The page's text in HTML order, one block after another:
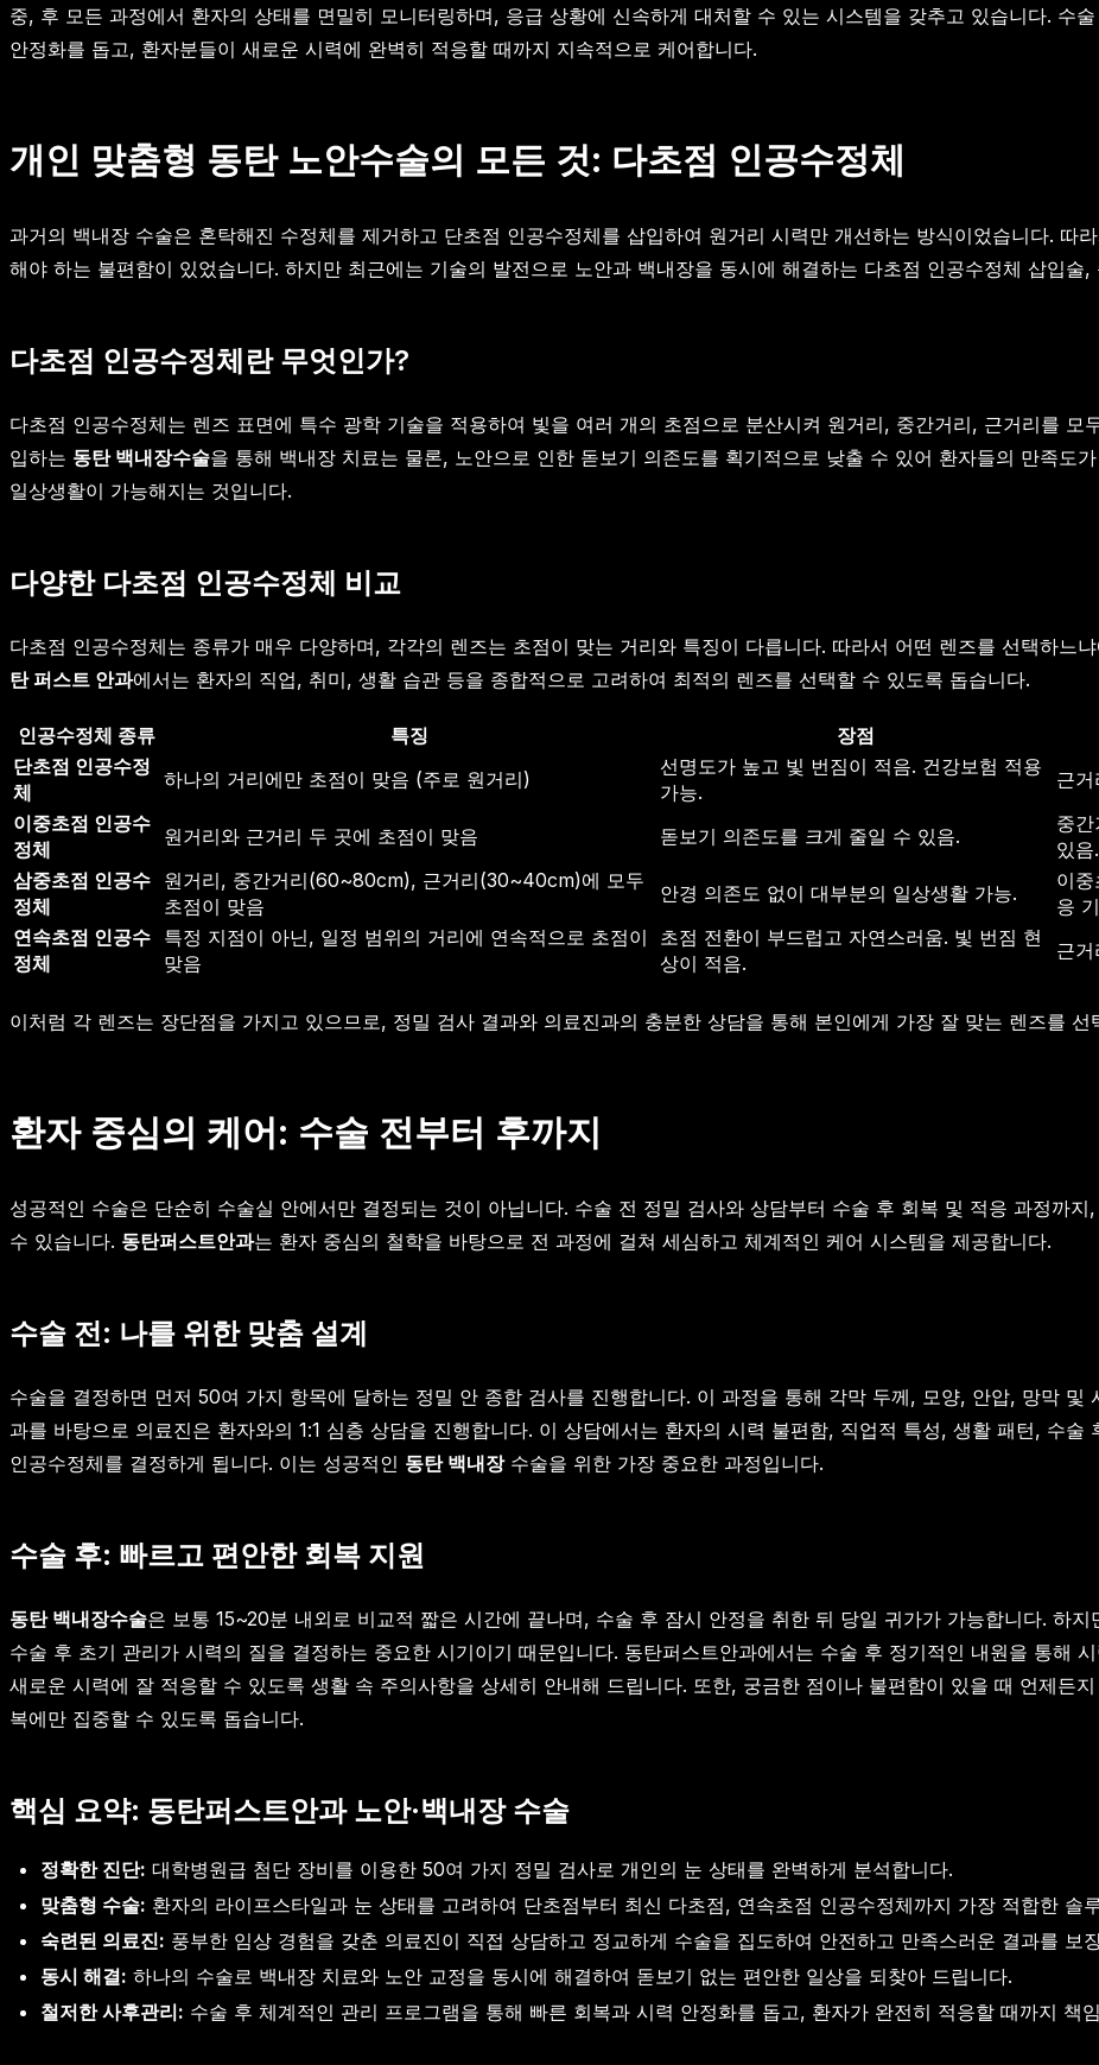
중, 후 모든 과정에서 환자의 상태를 면밀히 모니터링하며, 응급 상황에 신속하게 대처할 수 있는 시스템을 갖추고 있습니다. 수
안정화를 돕고, 환자분들이 새로운 시력에 완벽히 적응할 때까지 지속적으로 케어합니다.
개인 맞춤형 동탄 노안수술의 모든 것: 다초점 인공수정체
과거의 백내장 수술은 혼탁해진 수정체를 제거하고 단초점 인공수정체를 삽입하여 원거리 시력만 개선하는 방식이었습니다. 따
해야 하는 불편함이 있었습니다. 하지만 최근에는 기술의 발전으로 노안과 백내장을 동시에 해결하는 다초점 인공수정체 삽입술,
다초점 인공수정체란 무엇인가?
다초점 인공수정체는 렌즈 표면에 특수 광학 기술을 적용하여 빛을 여러 개의 초점으로 분산시켜 원거리, 중간거리, 근거리를
입하는 동탄 백내장수술을 통해 백내장 치료는 물론, 노안으로 인한 돋보기 의존도를 획기적으로 낮출 수 있어 환자들의 만족도
일상생활이 가능해지는 것입니다.
다양한 다초점 인공수정체 비교
다초점 인공수정체는 종류가 매우 다양하며, 각각의 렌즈는 초점이 맞는 거리와 특징이 다릅니다. 따라서 어떤 렌즈를 선택하느
탄 퍼스트 안과에서는 환자의 직업, 취미, 생활 습관 등을 종합적으로 고려하여 최적의 렌즈를 선택할 수 있도록 돕습니다.
인공수정체 종류 특징 장점
단초점 인공수정
체
하나의 거리에만 초점이 맞음 (주로 원거리)
선명도가 높고 빛 번짐이 적음. 건강보험 적용
가능.
근
이중초점 인공수
정체
원거리와 근거리 두 곳에 초점이 맞음 돋보기 의존도를 크게 줄일 수 있음.
중
있음.
삼중초점 인공수
정체
원거리, 중간거리(60~80cm), 근거리(30~40cm)에 모두
초점이 맞음
안경 의존도 없이 대부분의 일상생활 가능.
이
응
연속초점 인공수
정체
특정 지점이 아닌, 일정 범위의 거리에 연속적으로 초점이
맞음
초점 전환이 부드럽고 자연스러움. 빛 번짐 현
상이 적음.
근
이처럼 각 렌즈는 장단점을 가지고 있으므로, 정밀 검사 결과와 의료진과의 충분한 상담을 통해 본인에게 가장 잘 맞는 렌즈를 선
환자 중심의 케어: 수술 전부터 후까지
성공적인 수술은 단순히 수술실 안에서만 결정되는 것이 아닙니다. 수술 전 정밀 검사와 상담부터 수술 후 회복 및 적응 과정까
수 있습니다. 동탄퍼스트안과는 환자 중심의 철학을 바탕으로 전 과정에 걸쳐 세심하고 체계적인 케어 시스템을 제공합니다.
수술 전: 나를 위한 맞춤 설계
수술을 결정하면 먼저 50여 가지 항목에 달하는 정밀 안 종합 검사를 진행합니다. 이 과정을 통해 각막 두께, 모양, 안압, 망막 및
과를 바탕으로 의료진은 환자와의 1:1 심층 상담을 진행합니다. 이 상담에서는 환자의 시력 불편함, 직업적 특성, 생활 패턴, 수
인공수정체를 결정하게 됩니다. 이는 성공적인 동탄 백내장수술을 위한 가장 중요한 과정입니다.
수술 후: 빠르고 편안한 회복 지원
동탄 백내장수술은 보통 15~20분 내외로 비교적 짧은 시간에 끝나며, 수술 후 잠시 안정을 취한 뒤 당일 귀가가 가능합니다. 하
수술 후 초기 관리가 시력의 질을 결정하는 중요한 시기이기 때문입니다. 동탄퍼스트안과에서는 수술 후 정기적인 내원을 통해
새로운 시력에 잘 적응할 수 있도록 생활 속 주의사항을 상세히 안내해 드립니다. 또한, 궁금한 점이나 불편함이 있을 때 언제든
복에만 집중할 수 있도록 돕습니다.
핵심 요약: 동탄퍼스트안과 노안·백내장 수술
정확한 진단: 대학병원급 첨단 장비를 이용한 50여 가지 정밀 검사로 개인의 눈 상태를 완벽하게 분석합니다.
맞춤형 수술: 환자의 라이프스타일과 눈 상태를 고려하여 단초점부터 최신 다초점, 연속초점 인공수정체까지 가장 적합한 솔
숙련된 의료진: 풍부한 임상 경험을 갖춘 의료진이 직접 상담하고 정교하게 수술을 집도하여 안전하고 만족스러운 결과를 보
동시 해결: 하나의 수술로 백내장 치료와 노안 교정을 동시에 해결하여 돋보기 없는 편안한 일상을 되찾아 드립니다.
철저한 사후관리: 수술 후 체계적인 관리 프로그램을 통해 빠른 회복과 시력 안정화를 돕고, 환자가 완전히 적응할 때까지 책